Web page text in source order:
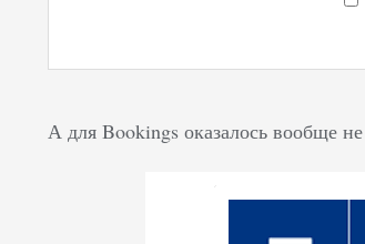
А для Bookings оказалось вообще